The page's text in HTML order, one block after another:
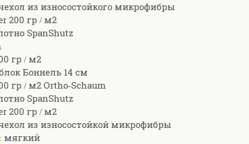
чехол из износостойкого микрофибры
200 гр / м2
SpanShutz
гр / м2
Боннель 14 см
гр / м2 Ortho-Schaum
SpanShutz
200 гр / м2
чехол из износостойкой микрофибры
мягкий